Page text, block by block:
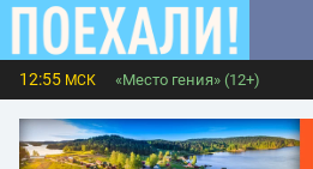
12:55 МСК «Место гения» (12+)